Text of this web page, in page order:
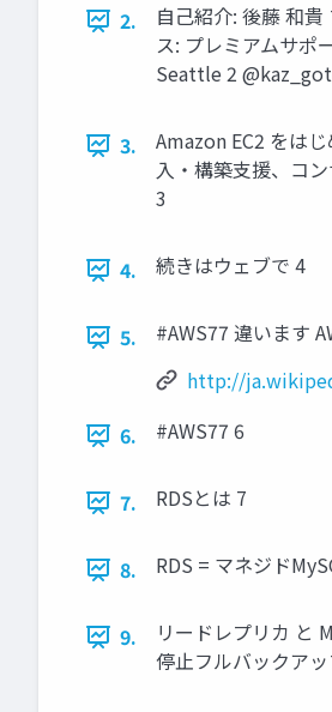
2.
自己紹介: 後藤 和
ス: プレミアムサポ
Seattle 2
3.
Amazon EC2 をは
入・構築支援、コ
3
4. 続きはウェブで 4
5.
#AWS77 違います
http://
6.
#AWS77 6
7. RDSとは 7
8. RDS = マネジド
9.
リードレプリカ と
停止フルバックア